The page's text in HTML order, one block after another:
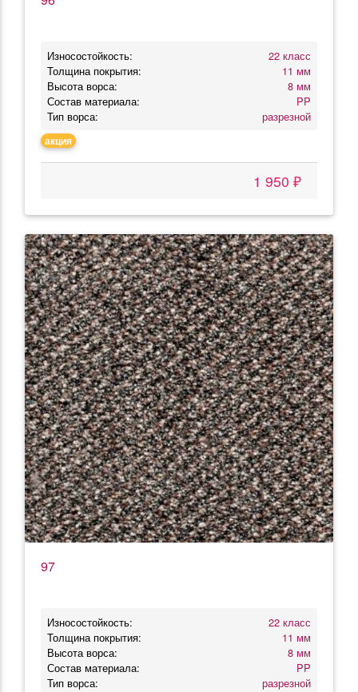
Износостойкость:
22 класс
Толщина покрытия:
11 мм
Высота ворса:
8 мм
Состав материала:
PP
Тип ворса:
разрезной
акция
1 950 ₽
97
Износостойкость:
22 класс
Толщина покрытия:
11 мм
Высота ворса:
8 мм
Состав материала:
PP
Тип ворса:
разрезной